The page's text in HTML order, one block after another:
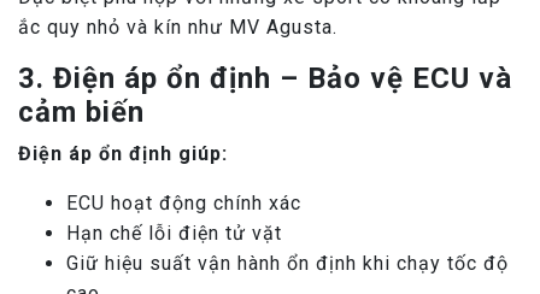
ắc quy nhỏ và kín như MV Agusta.
3. Điện áp ổn định – Bảo vệ ECU và
cảm biến
Điện áp ổn định giúp:
ECU hoạt động chính xác
Hạn chế lỗi điện tử vặt
Giữ hiệu suất vận hành ổn định khi chạy tốc độ